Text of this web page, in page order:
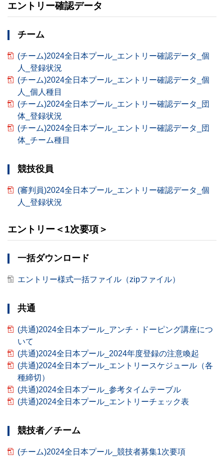
エントリー確認データ
チーム
(チーム)2024全日本プール_エントリー確認データ_個
人_登録状況
(チーム)2024全日本プール_エントリー確認データ_個
人_個人種目
(チーム)2024全日本プール_エントリー確認データ_団
体_登録状況
(チーム)2024全日本プール_エントリー確認データ_団
体_チーム種目
競技役員
(審判員)2024全日本プール_エントリー確認データ_個
人_登録状況
エントリー＜1次要項＞
一括ダウンロード
エントリー様式一括ファイル（zipファイル）
共通
(共通)2024全日本プール_アンチ・ドーピング講座につ
いて
(共通)2024全日本プール_2024年度登録の注意喚起
(共通)2024全日本プール_エントリースケジュール（各
種締切）
(共通)2024全日本プール_参考タイムテーブル
(共通)2024全日本プール_エントリーチェック表
競技者／チーム
(チーム)2024全日本プール_競技者募集1次要項